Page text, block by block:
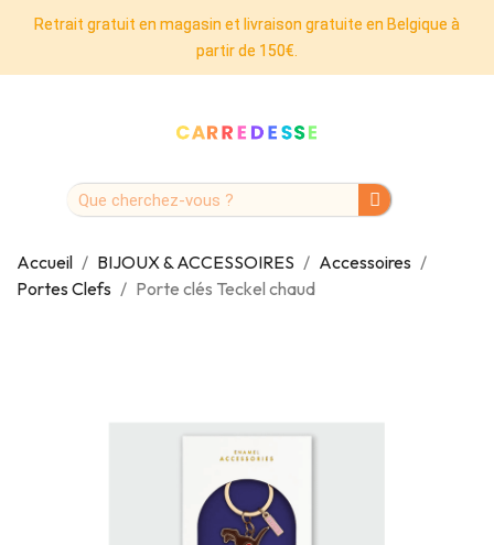
Retrait gratuit en magasin et livraison gratuite en Belgique à
partir de 150€.
Accueil BIJOUX & ACCESSOIRES
Accessoires
Portes Clefs
Porte clés Teckel chaud